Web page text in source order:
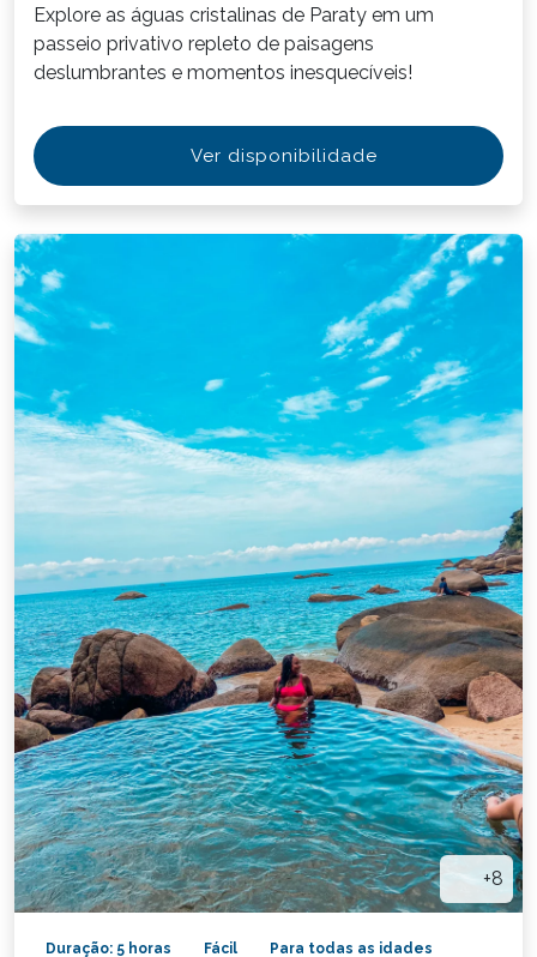
Explore as águas cristalinas de Paraty em um
passeio privativo repleto de paisagens
deslumbrantes e momentos inesquecíveis!
Ver disponibilidade
+8
Duração: 5 horas Fácil
Para todas as idades